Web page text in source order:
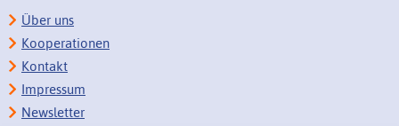
Über uns
Kooperationen
Kontakt
Impressum
Newsletter